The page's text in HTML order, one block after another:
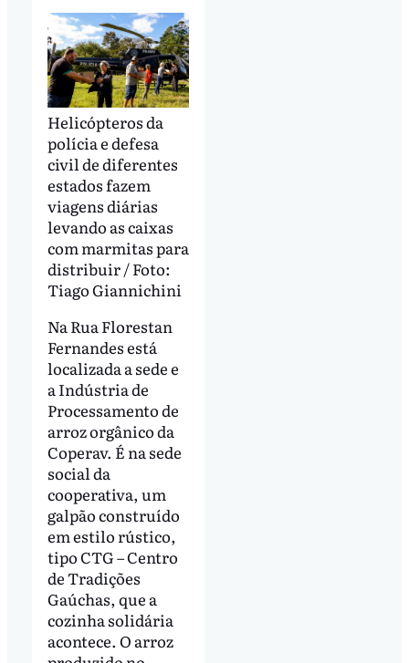
Helicópteros da
polícia e defesa
civil de diferentes
estados fazem
viagens diárias
levando as caixas
com marmitas para
distribuir / Foto:
Tiago Giannichini
Na Rua Florestan
Fernandes está
localizada a sede e
a Indústria de
Processamento de
arroz orgânico da
Coperav. É na sede
social da
cooperativa, um
galpão construído
em estilo rústico,
tipo CTG – Centro
de Tradições
Gaúchas, que a
cozinha solidária
acontece. O arroz